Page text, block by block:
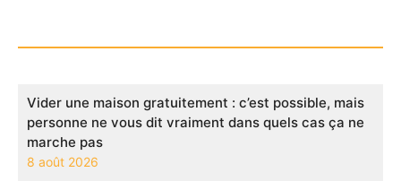
Vider une maison gratuitement : c’est possible, mais
personne ne vous dit vraiment dans quels cas ça ne
marche pas
8 août 2026